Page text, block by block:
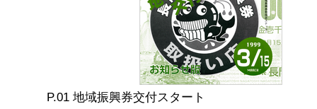
地域振興券交付スタート